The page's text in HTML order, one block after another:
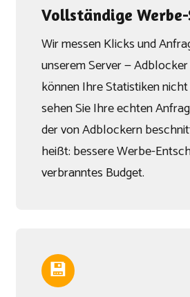
Vollständige
Wir messen Klicks und
unserem Server —
können Ihre Statistiken
sehen Sie Ihre echten
der von Adblockern
heißt: bessere Werbe-
verbranntes Budget.
💾